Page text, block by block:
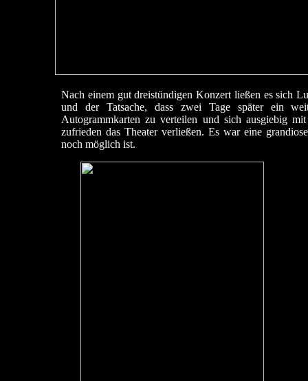
Nach einem gut dreistündigen Konzert ließen es sich
und der Tatsache, dass zwei Tage später ein
Autogrammkarten zu verteilen und sich ausgiebig
zufrieden das Theater verließen. Es war eine
noch möglich ist.